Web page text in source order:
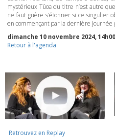
mystérieux Tûoa du titre n’est autre
ne faut guère s’étonner si ce singulier
en commençant par la dernière journée
dimanche 10 novembre 2024, 14h00
Retour à l'agenda
Retrouvez en Replay